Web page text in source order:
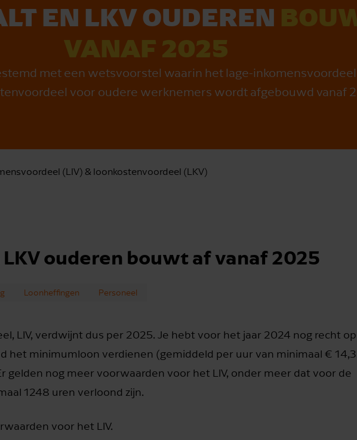
EN LKV OUDEREN
VANAF 2025
met een wetsvoorstel waarin het lage-
voor oudere werknemers wordt afgebouwd vanaf
(LIV) & loonkostenvoordeel (LKV)
ouderen bouwt af vanaf 2025
Loonheffingen Personeel
LIV, verdwijnt dus per 2025. Je hebt voor het jaar 2024 nog recht
het minimumloon verdienen (gemiddeld per uur van minimaal €
gelden nog meer voorwaarden voor het LIV, onder meer dat voor de
1248 uren verloond zijn.
voor het LIV.